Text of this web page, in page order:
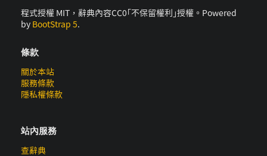
程式授權 MIT，辭典內容CC0｢不保留權利｣授權。Powered
by BootStrap 5.
條款
關於本站
服務條款
隱私權條款
站內服務
查辭典